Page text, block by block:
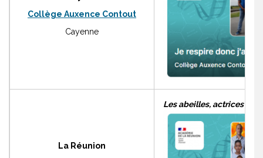
Collège Auxence Contout
Cayenne
La Réunion
Les abeilles, actrices de